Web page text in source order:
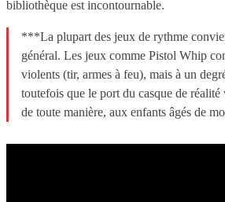
bibliothèque est incontournable.
***La plupart des jeux de rythme
général. Les jeux comme Pistol Whip
violents (tir, armes à feu), mais à un
toutefois que le port du casque de
de toute manière, aux enfants âgés de